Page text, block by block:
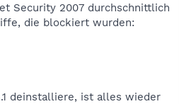
Security 2007 durchschnittlich
die blockiert wurden:
deinstalliere, ist alles wieder